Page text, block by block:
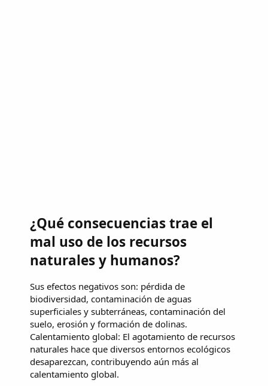
¿Qué consecuencias trae el
mal uso de los recursos
naturales y humanos?
Sus efectos negativos son: pérdida de
biodiversidad, contaminación de aguas
superficiales y subterráneas, contaminación del
suelo, erosión y formación de dolinas.
Calentamiento global: El agotamiento de recursos
naturales hace que diversos entornos ecológicos
desaparezcan, contribuyendo aún más al
calentamiento global.